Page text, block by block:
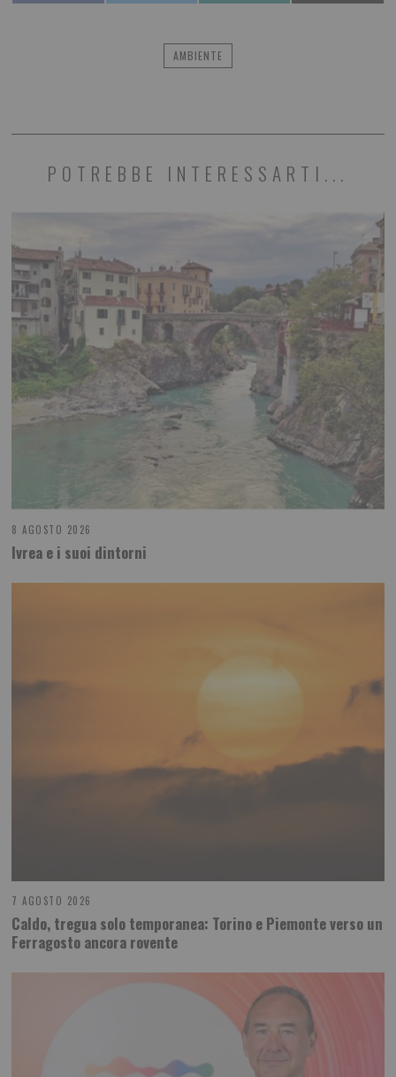
AMBIENTE
POTREBBE INTERESSARTI...
8 AGOSTO 2026
Ivrea e i suoi dintorni
7 AGOSTO 2026
Caldo, tregua solo temporanea: Torino e Piemonte verso un
Ferragosto ancora rovente